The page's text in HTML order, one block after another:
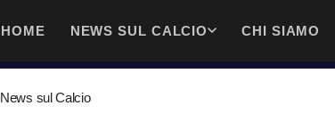
HOME NEWS SUL CALCIO CHI SIAMO
News sul Calcio